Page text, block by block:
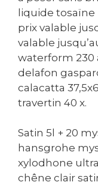
liquide tosaïne
prix valable
valable
waterform 230
delafon
calacatta
travertin 40 x.
Satin 5l + 20
hansgrohe
xylodhone
chêne clair